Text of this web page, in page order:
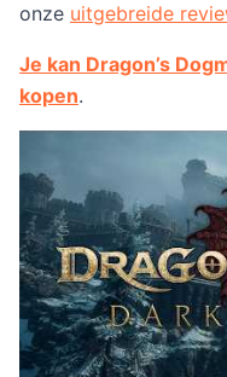
onze uitgebreide
Je kan Dragon’s
kopen.